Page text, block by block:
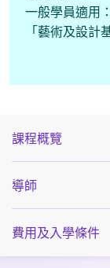
一般學員適用
「藝術及設
如課程名額只
課程概覽
導師
費用及入學條件